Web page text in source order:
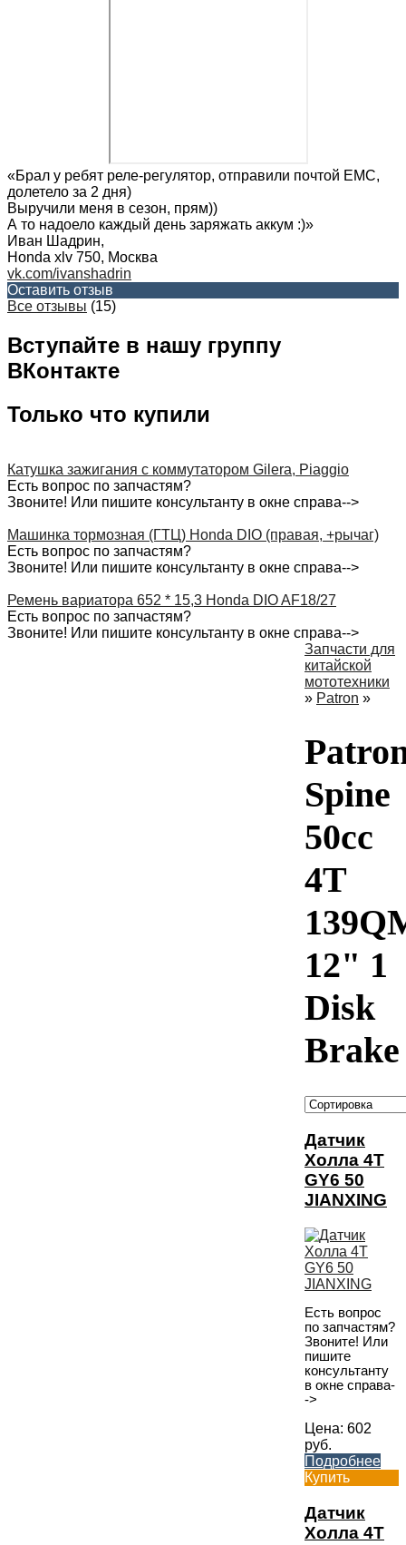
«Брал у ребят реле-регулятор, отправили почтой ЕМС,
долетело за 2 дня)
Выручили меня в сезон, прям))
А то надоело каждый день заряжать аккум :)»
Иван Шадрин,
Honda xlv 750, Москва
vk.com/ivanshadrin
Оставить отзыв
Все отзывы (15)
Вступайте в нашу группу
ВКонтакте
Только что купили
Катушка зажигания с коммутатором Gilera, Piaggio
Есть вопрос по запчастям?
Звоните! Или пишите консультанту в окне справа-->
Машинка тормозная (ГТЦ) Honda DIO (правая, +рычаг)
Есть вопрос по запчастям?
Звоните! Или пишите консультанту в окне справа-->
Ремень вариатора 652 * 15,3 Honda DIO AF18/27
Есть вопрос по запчастям?
Звоните! Или пишите консультанту в окне справа-->
Запчасти для
китайской
мототехники
» Patron »
Spine
50cc
4T
12" 1
Disk
Brake
Датчик
Холла 4T
GY6 50
JIANXING
Есть вопрос
по запчастям?
Звоните! Или
пишите
консультанту
в окне справа-
->
Цена: 602
руб.
Подробнее
Купить
Датчик
Холла 4T